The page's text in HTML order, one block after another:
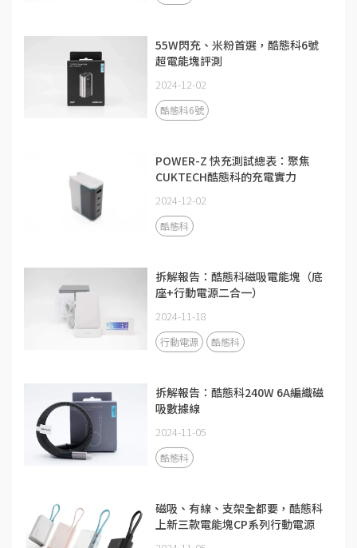
55W閃充、米粉首選，酷態科6號
超電能塊評測
2024-12-02
酷態科6號
POWER-Z 快充測試總表：聚焦
CUKTECH酷態科的充電實力
2024-12-02
酷態科
拆解報告：酷態科磁吸電能塊（底
座+行動電源二合一）
2024-11-18
行動電源 酷態科
拆解報告：酷態科240W 6A編織磁
吸數據線
2024-11-05
酷態科
磁吸、有線、支架全都要，酷態科
上新三款電能塊CP系列行動電源